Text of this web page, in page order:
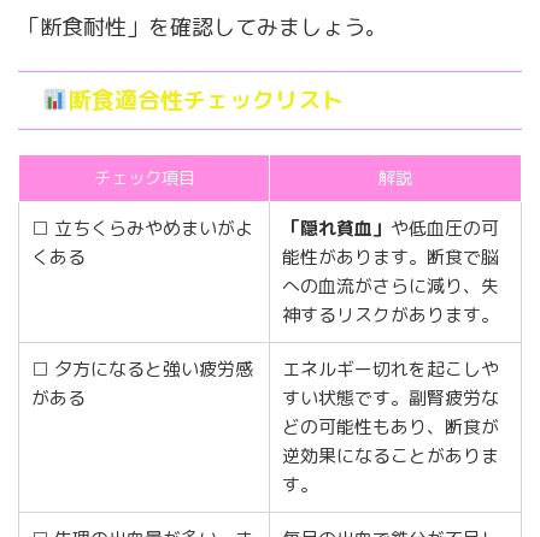
「断食耐性」を確認してみましょう。
断食適合性チェックリスト
チェック項目 解説
□ 立ちくらみやめまいがよ
くある
「隠れ貧血」 や低血圧の可
能性があります。断食で脳
への血流がさらに減り、失
神するリスクがあります。
□ 夕方になると強い疲労感
がある
エネルギー切れを起こしや
すい状態です。副腎疲労な
どの可能性もあり、断食が
逆効果になることがありま
す。